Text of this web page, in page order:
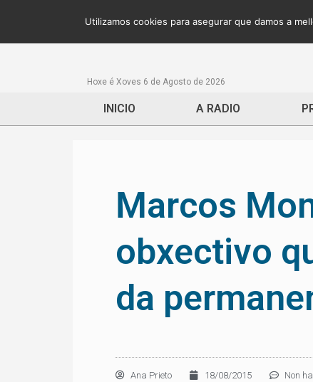
Hoxe é Xoves 6 de Agosto de 2026
INICIO A RADIO
Marcos
obxectivo
da
Ana Prieto 18/08/2015 Non
Utilizamos cookies para asegurar que damos a